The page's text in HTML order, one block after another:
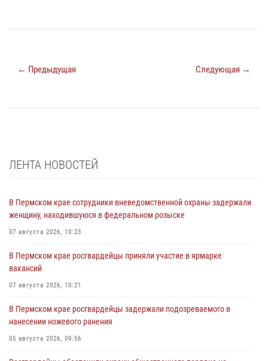
← Предыдущая Следующая →
ЛЕНТА НОВОСТЕЙ
В Пермском крае сотрудники вневедомственной охраны задержали
женщину, находившуюся в федеральном розыске
07 августа 2026, 10:23
В Пермском крае росгвардейцы приняли участие в ярмарке
вакансий
07 августа 2026, 10:21
В Пермском крае росгвардейцы задержали подозреваемого в
нанесении ножевого ранения
05 августа 2026, 09:56